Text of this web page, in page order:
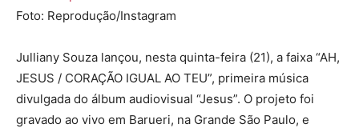
Foto: Reprodução/Instagram
Julliany Souza lançou, nesta quinta-feira (21), a faixa “AH,
JESUS / CORAÇÃO IGUAL AO TEU”, primeira música
divulgada do álbum audiovisual “Jesus”. O projeto foi
gravado ao vivo em Barueri, na Grande São Paulo, e